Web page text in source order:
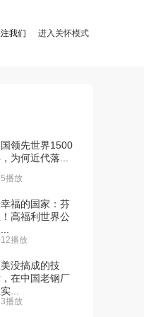
我们 进入关怀模式
领先世界1500
为何近代落...
播放
福的国家：芬
高福利世界公
播放
没搞成的技
在中国老钢厂
...
播放